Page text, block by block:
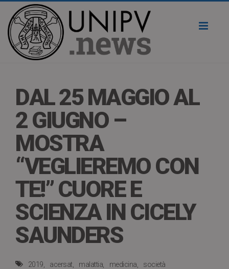
DAL 25 MAGGIO AL
2 GIUGNO –
MOSTRA
“VEGLIEREMO CON
TE!” CUORE E
SCIENZA IN CICELY
SAUNDERS
2019 acersat malattia medicina società